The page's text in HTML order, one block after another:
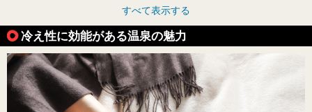
すべて表示する
冷え性に効能がある温泉の魅力